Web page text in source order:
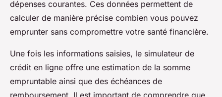
dépenses courantes. Ces données permettent de
calculer de manière précise combien vous pouvez
emprunter sans compromettre votre santé financière.
Une fois les informations saisies, le simulateur de
crédit en ligne offre une estimation de la somme
empruntable ainsi que des échéances de